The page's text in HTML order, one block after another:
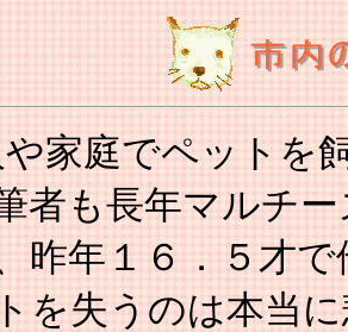
家庭でペットを
者も長年マルチ
昨年１６．５才
を失うのは本当